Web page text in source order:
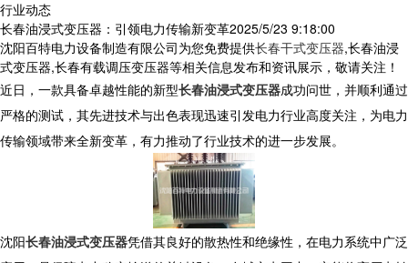
行业动态
长春油浸式变压器：引领电力传输新变革​2025/5/23 9:18:00
沈阳百特电力设备制造有限公司为您免费提供长春干式变压器,长春油浸
式变压器,长春有载调压变压器等相关信息发布和资讯展示，敬请关注！
近日，一款具备卓越性能的新型长春油浸式变压器成功问世，并顺利通过
严格的测试，其先进技术与出色表现迅速引发电力行业高度关注，为电力
传输领域带来全新变革，有力推动了行业技术的进一步发展。​
沈阳长春油浸式变压器凭借其良好的散热性和绝缘性，在电力系统中广泛